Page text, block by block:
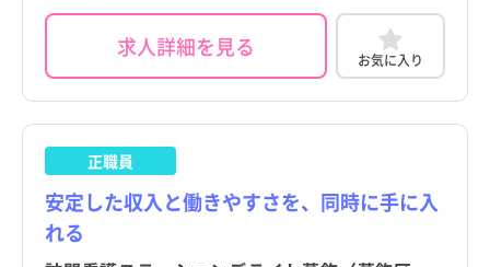
求人詳細を見る お気に入り
正職員
安定した収入と働きやすさを、同時に手に入
れる